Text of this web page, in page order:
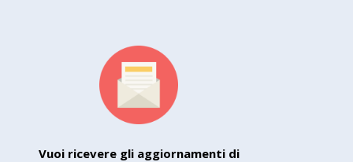
Vuoi ricevere gli aggiornamenti di